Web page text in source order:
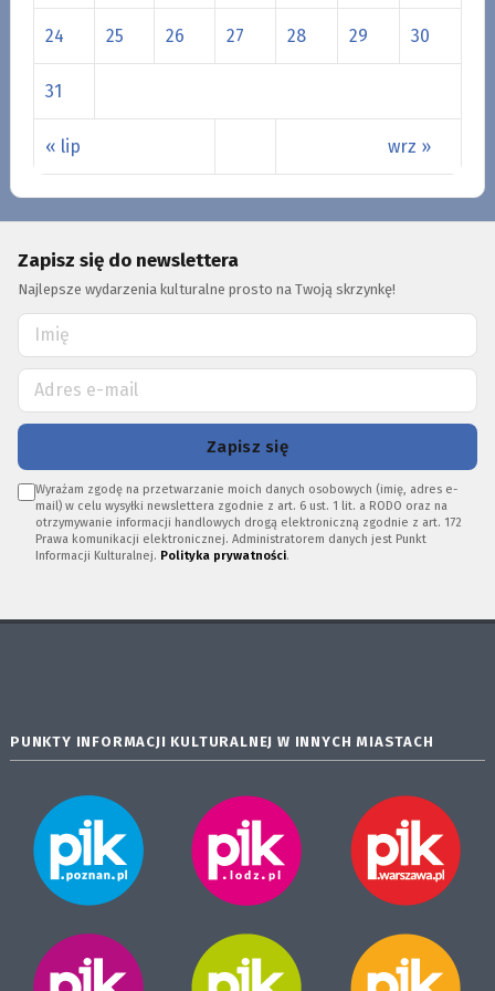
« lip wrz »
24 25 26 27 28 29 30
31
Zapisz się do newslettera
Najlepsze wydarzenia kulturalne prosto na Twoją skrzynkę!
Zapisz się
Wyrażam zgodę na przetwarzanie moich danych osobowych (imię, adres e-
mail) w celu wysyłki newslettera zgodnie z art. 6 ust. 1 lit. a RODO oraz na
otrzymywanie informacji handlowych drogą elektroniczną zgodnie z art. 172
Prawa komunikacji elektronicznej. Administratorem danych jest Punkt
Informacji Kulturalnej. Polityka prywatności.
PUNKTY INFORMACJI KULTURALNEJ W INNYCH MIASTACH